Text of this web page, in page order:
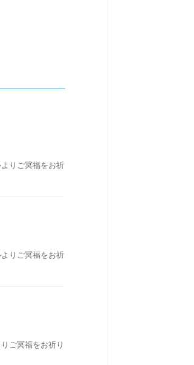
りご冥福をお祈
りご冥福をお祈
ご冥福をお祈り